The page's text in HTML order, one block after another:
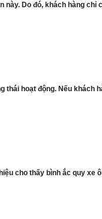
Do đó, khách hàng chỉ
hoạt động. Nếu khách
cho thấy bình ắc quy xe